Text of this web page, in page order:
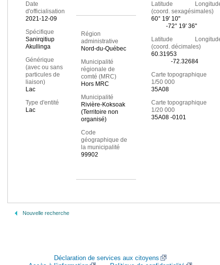
Date
d'officialisation
2021-12-09
Spécifique
Sanirqitiup
Akullinga
Générique
(avec ou sans
particules de
liaison)
Lac
Type d'entité
Lac
Région
administrative
Nord-du-Québec
Municipalité
régionale de
comté (MRC)
Hors MRC
Municipalité
Rivière-Koksoak
(Territoire non
organisé)
Code
géographique de
la municipalité
99902
Latitude
(coord. sexagésimales)
60° 19' 10"
-72° 19' 36"
Latitude
(coord. décimales)
60.31953
-72.32684
Carte topographique
1/50 000
35A08
Carte topographique
1/20 000
35A08 -0101
Nouvelle recherche
Déclaration de services aux citoyens